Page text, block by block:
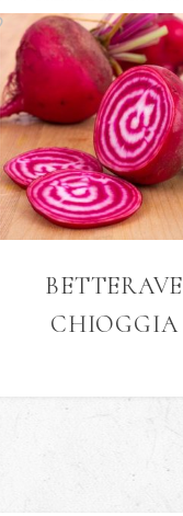
BETTERAVE
CHIOGGIA